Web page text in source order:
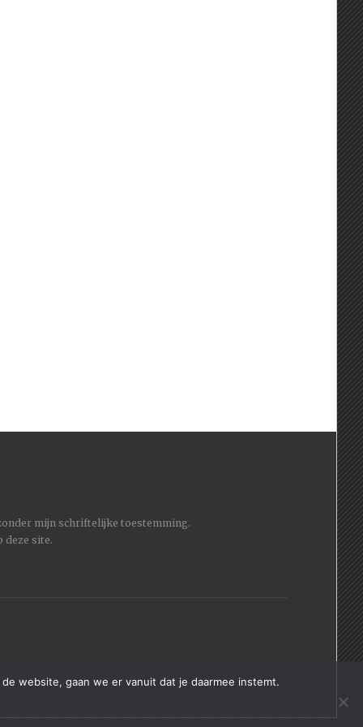
mijn schriftelijke toestemming.
deze site.
website, gaan we er vanuit dat je daarmee instemt.